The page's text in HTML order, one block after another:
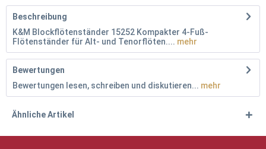
Beschreibung
K&M Blockflötenständer 15252 Kompakter 4-Fuß-
Flötenständer für Alt- und Tenorflöten.... mehr
Bewertungen
Bewertungen lesen, schreiben und diskutieren... mehr
Ähnliche Artikel